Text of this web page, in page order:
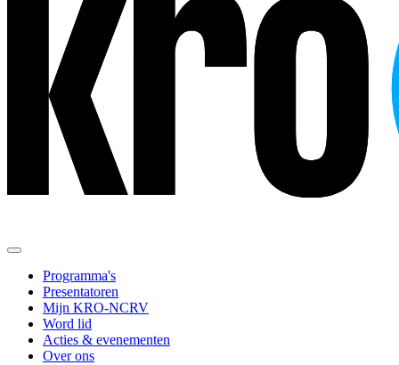
Programma's
Presentatoren
Mijn KRO-NCRV
Word lid
Acties & evenementen
Over ons